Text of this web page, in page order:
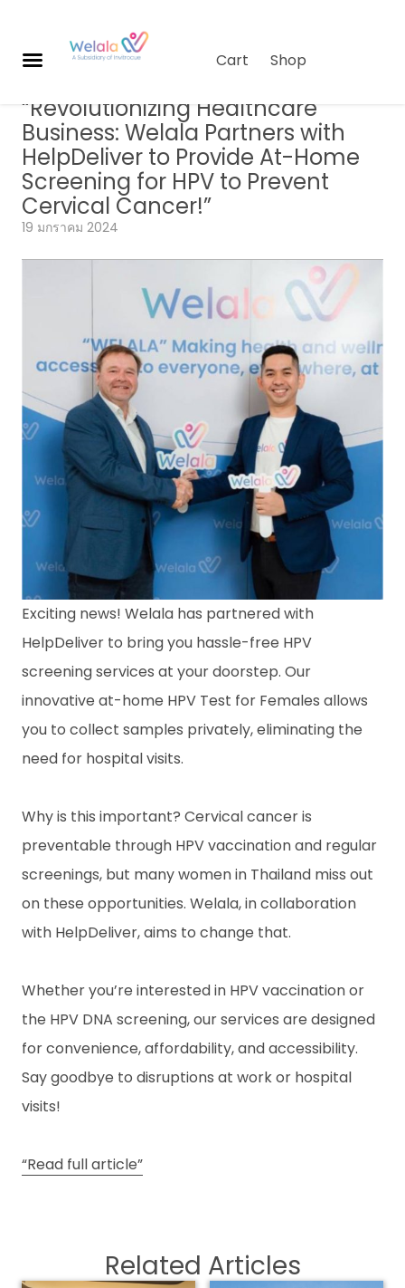
ผ
ลิ
ต
ภั
ณ
ฑ์
เกี่
า
ข้
อ
ล
เ
ข
า
พ
ติ
ด
ต่
ร
า
c
ti
v
a
t
e
Ki
E
T
H
Cart Shop
“Revolutionizing Healthcare
Business: Welala Partners with
HelpDeliver to Provide At-Home
Screening for HPV to Prevent
Cervical Cancer!”
19 มกราคม 2024
Exciting news! Welala has partnered with
HelpDeliver to bring you hassle-free HPV
screening services at your doorstep. Our
innovative at-home HPV Test for Females allows
you to collect samples privately, eliminating the
need for hospital visits.
Why is this important? Cervical cancer is
preventable through HPV vaccination and regular
screenings, but many women in Thailand miss out
on these opportunities. Welala, in collaboration
with HelpDeliver, aims to change that.
Whether you’re interested in HPV vaccination or
the HPV DNA screening, our services are designed
for convenience, affordability, and accessibility.
Say goodbye to disruptions at work or hospital
visits!
“Read full article”
Related Articles